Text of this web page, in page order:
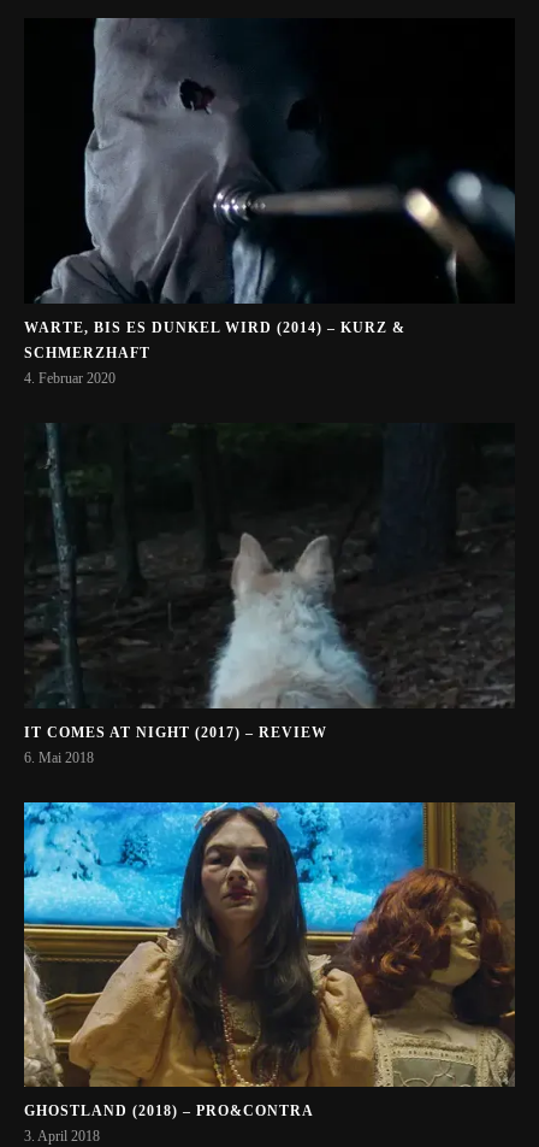
WARTE, BIS ES DUNKEL WIRD (2014) – KURZ &
SCHMERZHAFT
4. Februar 2020
IT COMES AT NIGHT (2017) – REVIEW
6. Mai 2018
GHOSTLAND (2018) – PRO&CONTRA
3. April 2018